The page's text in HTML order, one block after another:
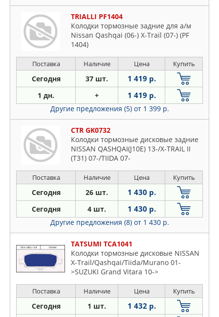
TRIALLI PF1404
Колодки тормозные задние для а/м
Nissan Qashqai (06-) X-Trail (07-) (PF
1404)
Поставка Наличие Цена Купить
Сегодня 37 шт. 1 419 р.
1 дн. + 1 419 р.
Другие предложения (5) от 1 399 р.
CTR GK0732
Колодки тормозные дисковые задние
NISSAN QASHQAI(J10E) 13-/X-TRAIL II
(T31) 07-/TIIDA 07-
Поставка Наличие Цена Купить
Сегодня 26 шт. 1 430 р.
Сегодня 4 шт. 1 430 р.
Другие предложения (8) от 1 430 р.
TATSUMI TCA1041
Колодки тормозные дисковые NISSAN
X-Trail/Qashqai/Tiida/Murano 01-
>SUZUKI Grand Vitara 10->
Поставка Наличие Цена Купить
Сегодня 1 шт. 1 432 р.